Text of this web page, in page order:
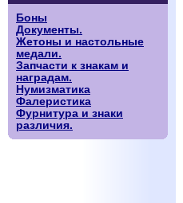
Боны
Документы.
Жетоны и настольные
медали.
Запчасти к знакам и
наградам.
Нумизматика
Фалеристика
Фурнитура и знаки
различия.